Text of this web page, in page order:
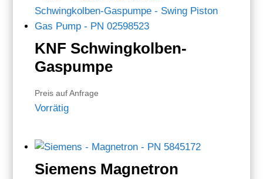
KNF Schwingkolben-
Gaspumpe
Preis auf Anfrage
Vorrätig
Siemens Magnetron